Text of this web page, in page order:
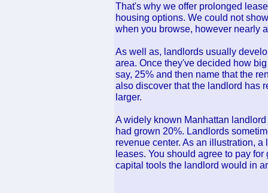
That's why we offer prolonged
housing options. We could not
when you browse, however nearly
As well as, landlords usually
area. Once they've decided how
say, 25% and then name that the
also discover that the landlord has
larger.
A widely known Manhattan
had grown 20%. Landlords
revenue center. As an illustration,
leases. You should agree to pay
capital tools the landlord would in